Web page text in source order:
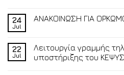
24
Jul
ΑΝΑΚΟΙΝΩΣΗ ΓΙΑ
22
Jul
Λειτουργία γραμμής
υποστήριξης του